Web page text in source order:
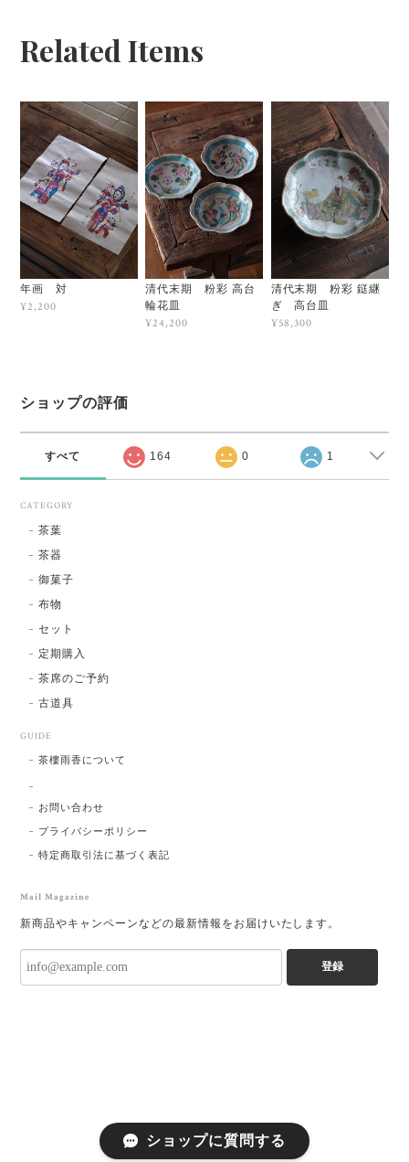
Related Items
年画 対
¥2,200
清代末期 粉彩 高台
輪花皿
¥24,200
清代末期 粉彩 鎹継
ぎ 高台皿
¥58,300
ショップの評価
すべて 164 0 1
CATEGORY
茶葉
茶器
御菓子
布物
セット
定期購入
茶席のご予約
古道具
GUIDE
茶樓雨香について
お問い合わせ
プライバシーポリシー
特定商取引法に基づく表記
Mail Magazine
新商品やキャンペーンなどの最新情報をお届けいたします。
登録
ショップに質問する